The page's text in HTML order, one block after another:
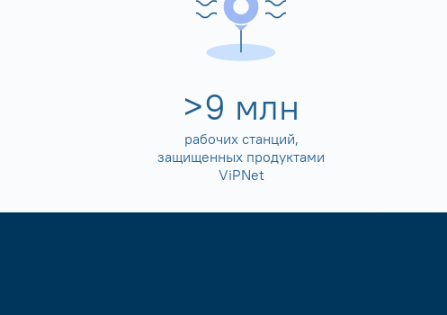
>10 млн
рабочих станций,
защищенных продуктами
ViPNet